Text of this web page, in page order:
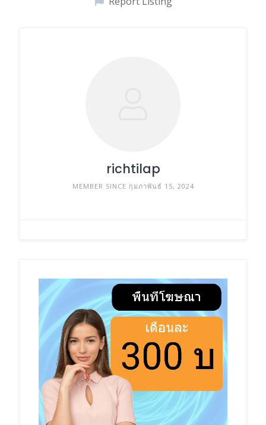
richtilap
MEMBER SINCE กุมภาพันธ์ 15, 2024